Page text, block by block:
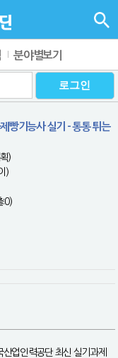
분야별보기
빵기능사 실기 - 통통 튀는
)
)
:0)
업인력공단 최신 실기과제